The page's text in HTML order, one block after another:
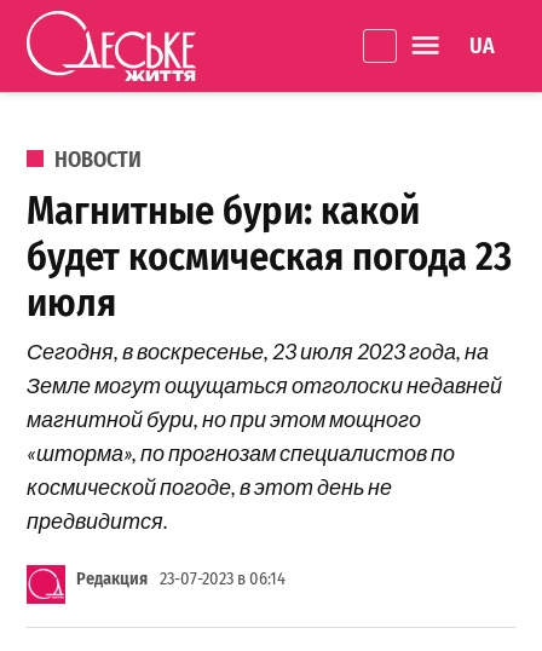
Перейти к содержанию
життя
ОПУБЛИКОВАНО В
НОВОСТИ
Магнитные бури: какой
будет космическая погода 23
июля
Сегодня, в воскресенье, 23 июля 2023 года, на
Земле могут ощущаться отголоски недавней
магнитной бури, но при этом мощного
«шторма», по прогнозам специалистов по
космической погоде, в этот день не
предвидится.
Редакция 23-07-2023 в 06:14